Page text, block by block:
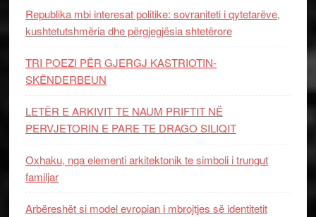
Republika mbi interesat politike: sovraniteti i qytetarëve,
kushtetutshmëria dhe përgjegjësia shtetërore
TRI POEZI PËR GJERGJ KASTRIOTIN-
SKËNDERBEUN
LETËR E ARKIVIT TE NAUM PRIFTIT NË
PERVJETORIN E PARE TE DRAGO SILIQIT
Oxhaku, nga elementi arkitektonik te simboli i trungut
familjar
Arbëreshët si model evropian i mbrojtjes së identitetit